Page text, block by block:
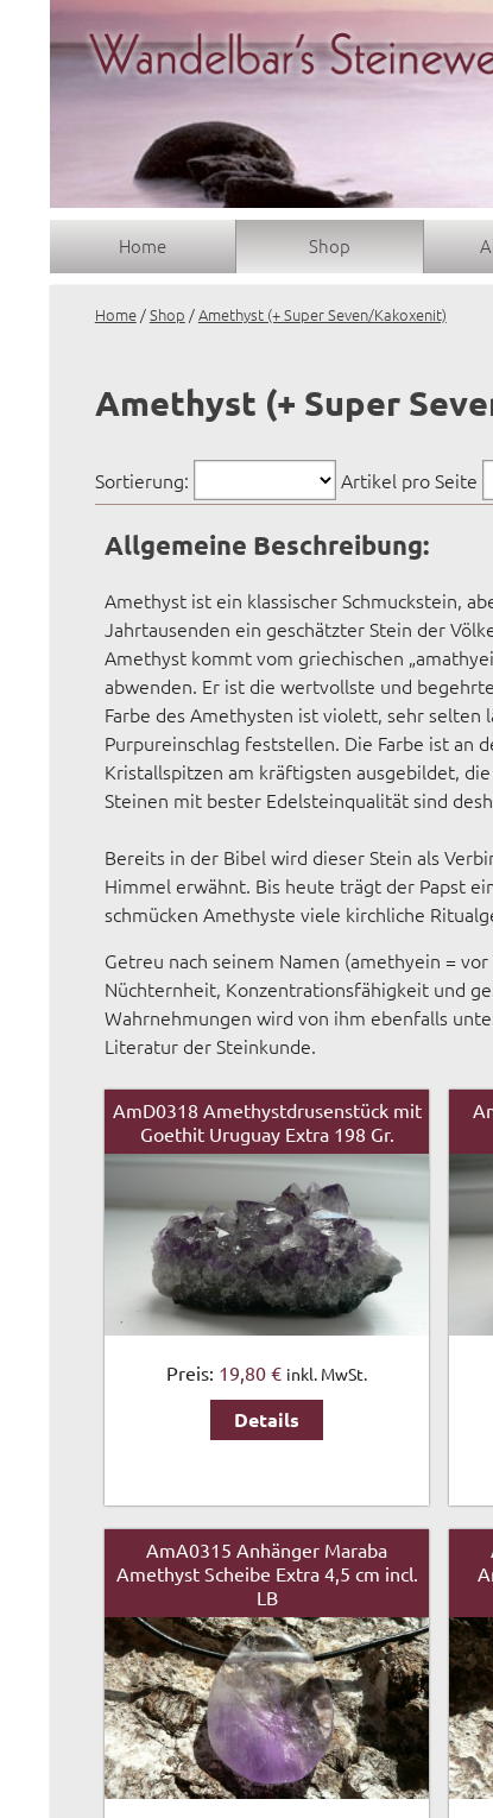
Home Shop
Home/Shop /Amethyst (+ Super Seven/Kakoxenit)
Amethyst (+ Super
Sortierung: Artikel pro Seite
Allgemeine Beschreibung:
Amethyst ist ein klassischer Schmuckstein,
Jahrtausenden ein geschätzter Stein der
Amethyst kommt vom griechischen
abwenden. Er ist die wertvollste und
Farbe des Amethysten ist violett, sehr selten
Purpureinschlag feststellen. Die Farbe ist an
Kristallspitzen am kräftigsten ausgebildet,
Steinen mit bester Edelsteinqualität sind
Bereits in der Bibel wird dieser Stein als
Himmel erwähnt. Bis heute trägt der Papst
schmücken Amethyste viele kirchliche
Getreu nach seinem Namen (amethyein =
Nüchternheit, Konzentrationsfähigkeit und
Wahrnehmungen wird von ihm ebenfalls
Literatur der Steinkunde.
AmD0318 Amethystdrusenstück mit
Goethit Uruguay Extra 198 Gr.
Preis: 19,80 € inkl. MwSt.
Details
AmA0315 Anhänger Maraba
Amethyst Scheibe Extra 4,5 cm incl.
LB